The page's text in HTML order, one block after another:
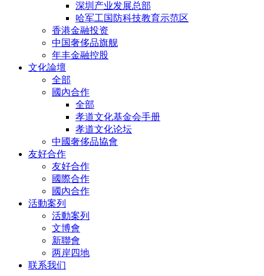
深圳产业发展总部
哈军工国防科技教育示范区
香港金融投资
中国奢侈品旗舰
年丰金融控股
文化論壇
全部
國內合作
全部
孝道文化基金会手册
孝道文化论坛
中國奢侈品協會
友好合作
友好合作
國際合作
國內合作
活動案列
活動案列
文博會
新聯會
两岸四地
联系我们